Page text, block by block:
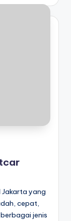
yang
cepat,
jenis